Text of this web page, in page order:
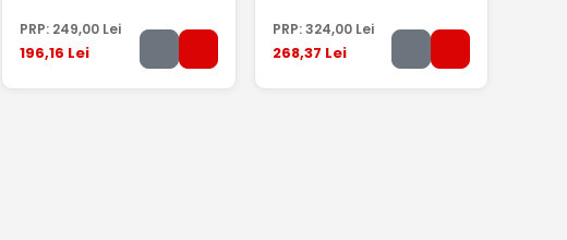
PRP: 249,00 Lei
196,16 Lei
PRP:324,00Lei
268,37 Lei